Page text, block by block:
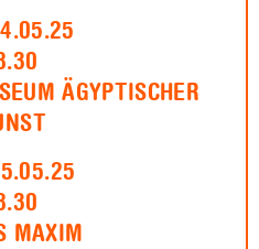
ÄGYPTISCHER
MAXIM